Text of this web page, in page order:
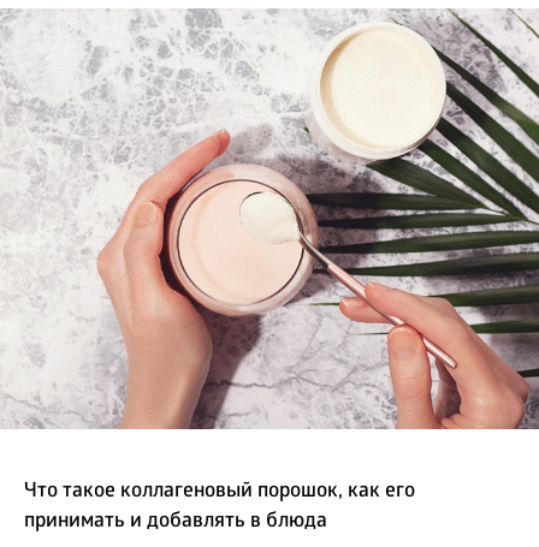
Что такое коллагеновый порошок, как его
принимать и добавлять в блюда